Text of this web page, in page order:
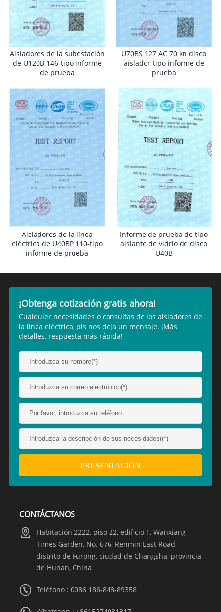
Aisladores de la subestación
de U120B 146-tipo informe
de prueba
U70BS 127 AC 70 kn disco
aislador-tipo informe de
prueba
Aisladores de la línea
eléctrica de U40BP 110-tipo
informe de prueba
Informe de prueba de tipo
aislante de vidrio de disco
U40B
¡Obtenga cotización gratis ahora!
Cualquier necesidades o consultas de los aisladores de
la línea eléctrica, pls nos deja un mensaje. ¡Más
detalles, respuesta más rápida!
CONTÁCTANOS
Habitación 2222, piso 22, edificio 1, Wanxiang
Times Garden, No. 676, Renmin East Road,
distrito de Furong, ciudad de Changsha, provincia
de Hunan, China
Teléfono : 0086 186-848-89358